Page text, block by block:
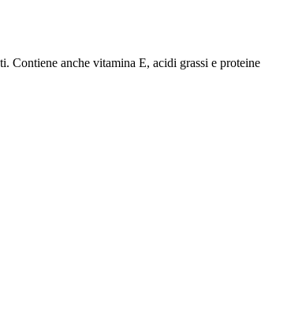
Contiene anche vitamina E, acidi grassi e proteine